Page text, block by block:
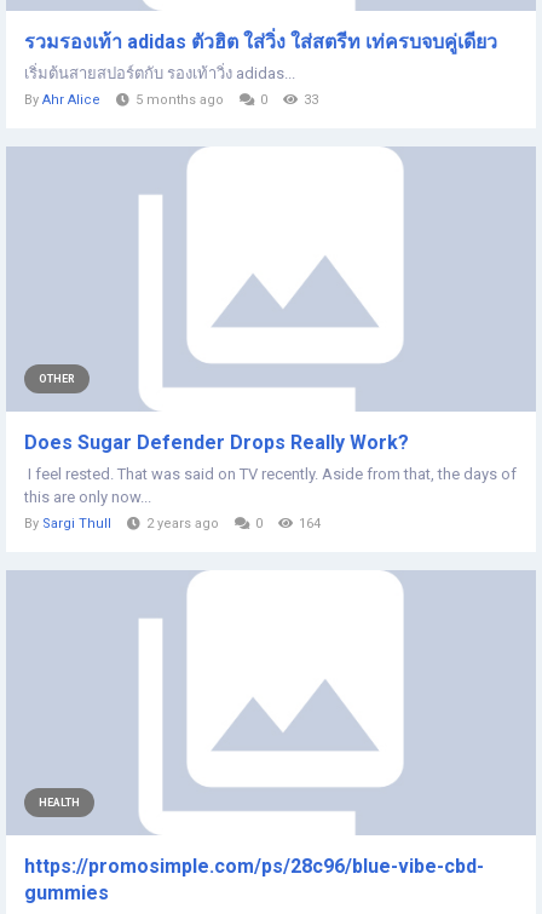
รวมรองเท้า adidas ตัวฮิต ใส่วิ่ง ใส่สตรีท เท่ครบจบคู่เดียว
เริ่มต้นสายสปอร์ตกับ รองเท้าวิ่ง adidas...
By Ahr Alice 5 months ago 0 33
OTHER
Does Sugar Defender Drops Really Work?
I feel rested. That was said on TV recently. Aside from that, the days of
this are only now...
By Sargi Thull 2 years ago 0 164
HEALTH
https://promosimple.com/ps/28c96/blue-vibe-cbd-
gummies